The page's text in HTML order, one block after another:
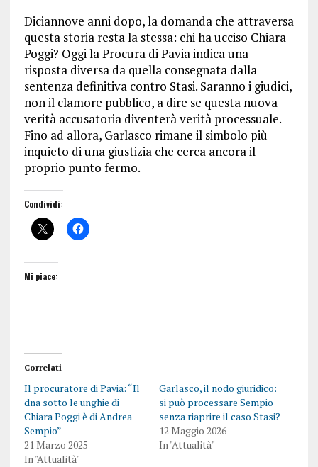
Diciannove anni dopo, la domanda che attraversa
questa storia resta la stessa: chi ha ucciso Chiara
Poggi? Oggi la Procura di Pavia indica una
risposta diversa da quella consegnata dalla
sentenza definitiva contro Stasi. Saranno i giudici,
non il clamore pubblico, a dire se questa nuova
verità accusatoria diventerà verità processuale.
Fino ad allora, Garlasco rimane il simbolo più
inquieto di una giustizia che cerca ancora il
proprio punto fermo.
Condividi:
Mi piace:
Correlati
Il procuratore di Pavia: “Il
dna sotto le unghie di
Chiara Poggi è di Andrea
Sempio”
21 Marzo 2025
In "Attualità"
Garlasco, il nodo giuridico:
si può processare Sempio
senza riaprire il caso Stasi?
12 Maggio 2026
In "Attualità"